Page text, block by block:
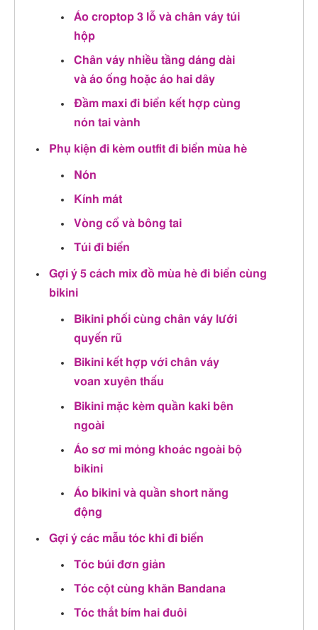
Áo croptop 3 lỗ và chân váy túi
hộp
Chân váy nhiều tầng dáng dài
và áo ống hoặc áo hai dây
Đầm maxi đi biển kết hợp cùng
nón tai vành
Phụ kiện đi kèm outfit đi biển mùa hè
Nón
Kính mát
Vòng cổ và bông tai
Túi đi biển
Gợi ý 5 cách mix đồ mùa hè đi biển cùng
bikini
Bikini phối cùng chân váy lưới
quyến rũ
Bikini kết hợp với chân váy
voan xuyên thấu
Bikini mặc kèm quần kaki bên
ngoài
Áo sơ mi mỏng khoác ngoài bộ
bikini
Áo bikini và quần short năng
động
Gợi ý các mẫu tóc khi đi biển
Tóc búi đơn giản
Tóc cột cùng khăn Bandana
Tóc thắt bím hai đuôi